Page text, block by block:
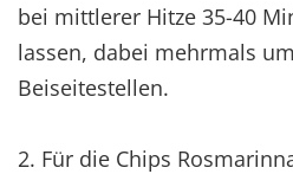
bei mittlerer Hitze 35-40
lassen, dabei mehrmals
Beiseitestellen.
2. Für die Chips